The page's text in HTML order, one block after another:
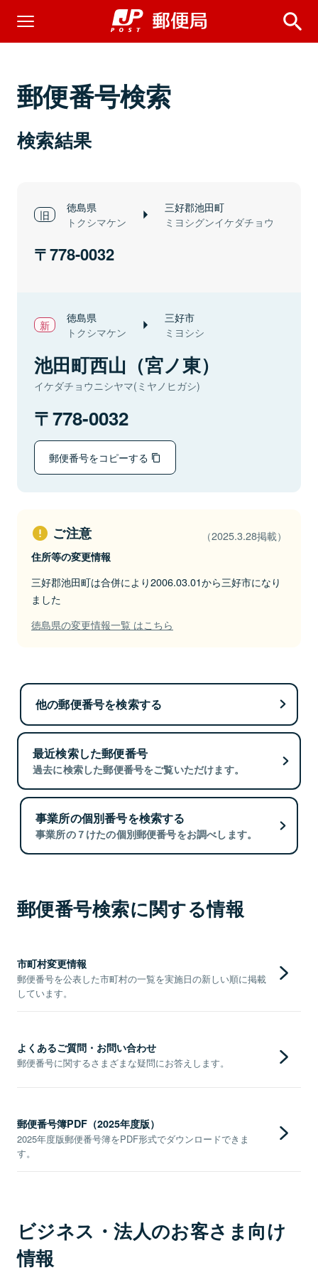
郵便番号検索
検索結果
徳島県
トクシマケン
三好郡池田町
ミヨシグンイケダチョウ
778-0032
徳島県
トクシマケン
三好市
ミヨシシ
池田町西山（宮ノ東）
イケダチョウニシヤマ(ミヤノヒガシ)
778-0032
郵便番号をコピーする
ご注意 （2025.3.28掲載）
住所等の変更情報
三好郡池田町は合併により2006.03.01から三好市になり
ました
徳島県の変更情報一覧 はこちら
他の郵便番号を検索する
最近検索した郵便番号
過去に検索した郵便番号をご覧いただけます。
事業所の個別番号を検索する
事業所の７けたの個別郵便番号をお調べします。
郵便番号検索に関する情報
市町村変更情報
郵便番号を公表した市町村の一覧を実施日の新しい順に掲載
しています。
よくあるご質問・お問い合わせ
郵便番号に関するさまざまな疑問にお答えします。
郵便番号簿PDF（2025年度版）
2025年度版郵便番号簿をPDF形式でダウンロードできま
す。
ビジネス・法人のお客さま向け
情報